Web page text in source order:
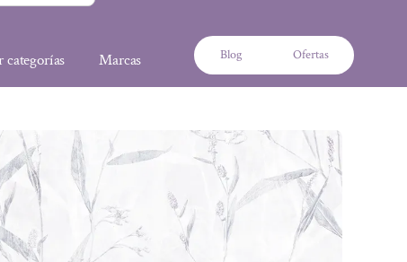
categorías Marcas Blog Ofertas